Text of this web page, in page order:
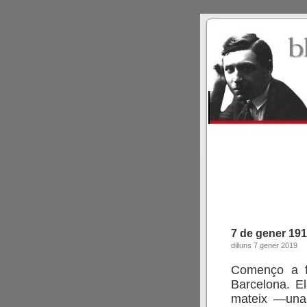
7 de gener
dilluns 7 gener 2019
Començo a
Barcelona.
mateix